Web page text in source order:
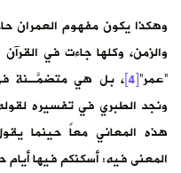
وهكذا يكون مفهوم العمران
والزمن، وكلها جاءت في
“عمر”[4] ، بل هي متضمَّـنة في
ونجد الطبري في تفسيره
هذه المعاني معاً حينما
المعنى فيه: أسكنكم فيها أيام